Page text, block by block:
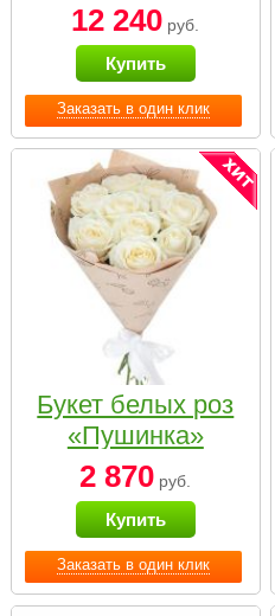
Заказать в один клик
12 240 руб.
Купить
Заказать в один клик
Букет белых роз
«Пушинка»
2 870 руб.
Купить